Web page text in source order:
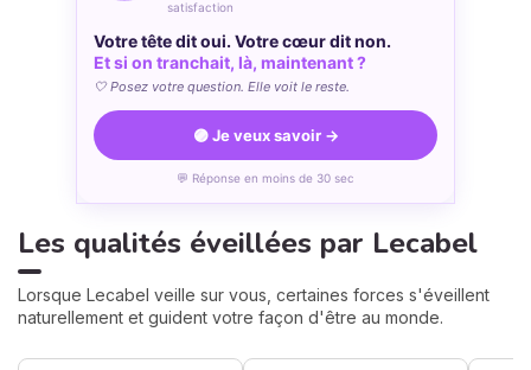
satisfaction
Votre tête dit oui. Votre cœur dit non.
Et si on tranchait, là, maintenant ?
🤍 Posez votre question. Elle voit le reste.
🟣 Je veux savoir →
💬 Réponse en moins de 30 sec
Les qualités éveillées par Lecabel
Lorsque Lecabel veille sur vous, certaines forces s'éveillent
naturellement et guident votre façon d'être au monde.